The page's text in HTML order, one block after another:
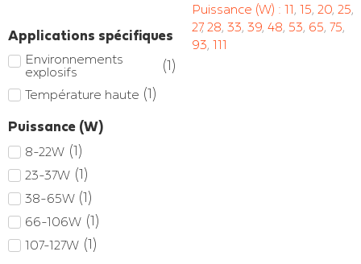
Applications spécifiques
Environnements
explosifs
(1)
Température haute (1)
Puissance (W)
8-22W (1)
23-37W (1)
38-65W (1)
66-106W (1)
107-127W (1)
Puissance (W) : 11, 15, 20, 25,
27, 28, 33, 39, 48, 53, 65, 75,
93, 111